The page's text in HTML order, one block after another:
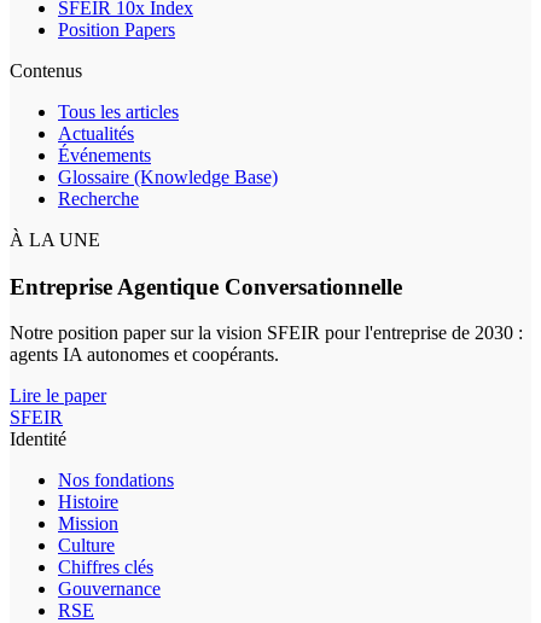
SFEIR 10x Index
Position Papers
Contenus
Tous les articles
Actualités
Événements
Glossaire (Knowledge Base)
Recherche
À LA UNE
Entreprise Agentique Conversationnelle
Notre position paper sur la vision SFEIR pour l'entreprise de 2030 :
agents IA autonomes et coopérants.
Lire le paper
SFEIR
Identité
Nos fondations
Histoire
Mission
Culture
Chiffres clés
Gouvernance
RSE